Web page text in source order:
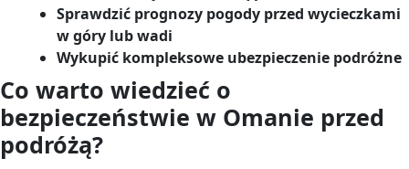
Sprawdzić prognozy pogody przed wycieczkami
w góry lub wadi
Wykupić kompleksowe ubezpieczenie podróżne
Co warto wiedzieć o
bezpieczeństwie w Omanie przed
podróżą?